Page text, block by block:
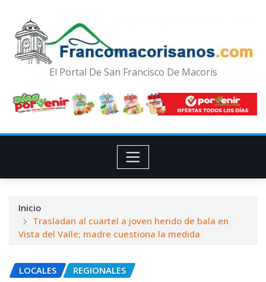
El Portal De San Francisco De Macorís
Inicio
Trasladan al cuartel a joven herido de bala en
Vista del Valle; madre cuestiona la medida
LOCALES REGIONALES